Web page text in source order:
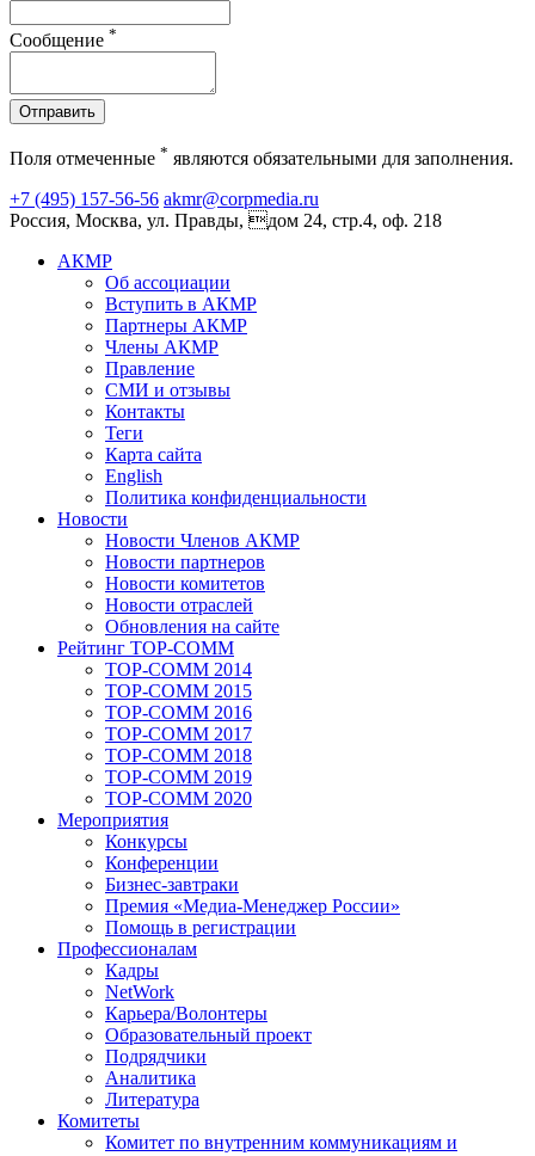
Сообщение *
Отправить
Поля отмеченные * являются обязательными для заполнения.
+7 (495) 157-56-56 akmr@corpmedia.ru
Россия, Москва, ул. Правды, дом 24, стр.4, оф. 218
АКМР
Об ассоциации
Вступить в АКМР
Партнеры АКМР
Члены АКМР
Правление
СМИ и отзывы
Контакты
Теги
Карта сайта
English
Политика конфиденциальности
Новости
Новости Членов АКМР
Новости партнеров
Новости комитетов
Новости отраслей
Обновления на сайте
Рейтинг TOP-COMM
TOP-COMM 2014
TOP-COMM 2015
TOP-COMM 2016
TOP-COMM 2017
TOP-COMM 2018
TOP-COMM 2019
TOP-COMM 2020
Мероприятия
Конкурсы
Конференции
Бизнес-завтраки
Премия «Медиа-Менеджер России»
Помощь в регистрации
Профессионалам
Кадры
NetWork
Карьера/Волонтеры
Образовательный проект
Подрядчики
Аналитика
Литература
Комитеты
Комитет по внутренним коммуникациям и